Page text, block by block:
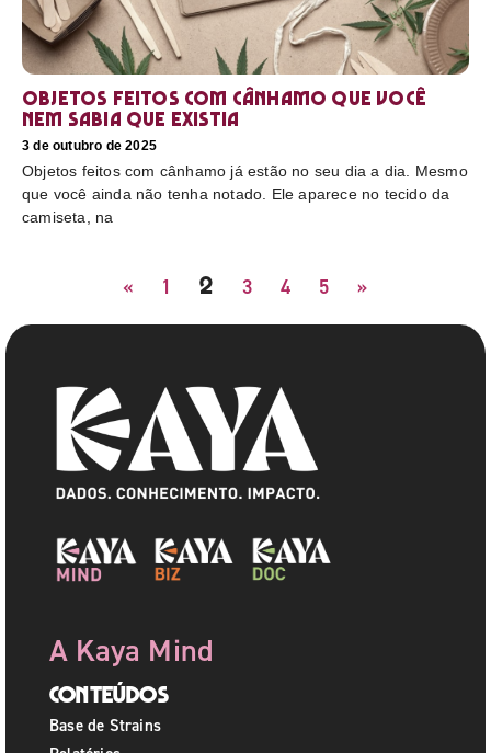
Objetos feitos com cânhamo que você
nem sabia que existia
3 de outubro de 2025
Objetos feitos com cânhamo já estão no seu dia a dia. Mesmo
que você ainda não tenha notado. Ele aparece no tecido da
camiseta, na
« 1 2 3 4 5 »
A Kaya Mind
Conteúdos
Base de Strains